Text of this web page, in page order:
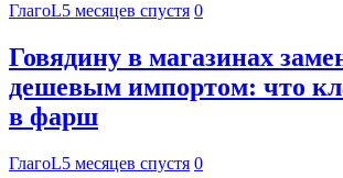
ГлагоL5 месяцев спустя 0
Говядину в магазинах
дешевым импортом: что
в фарш
ГлагоL5 месяцев спустя 0